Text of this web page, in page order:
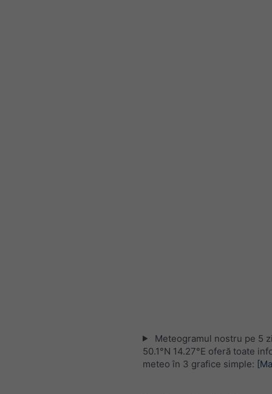
Meteogramul nostru pe 5
50.1°N 14.27°E oferă toate
meteo în 3 grafice simple: